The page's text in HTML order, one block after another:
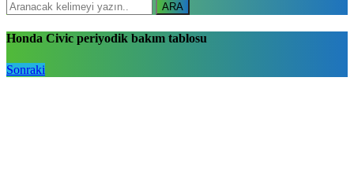
ARA
Honda Civic periyodik bakım tablosu
Sonraki